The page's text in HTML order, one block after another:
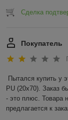
Сделка
Покупатель
Пытался купить у
PU (20x70). Заказ
- это плюс. Товара
предлагается к